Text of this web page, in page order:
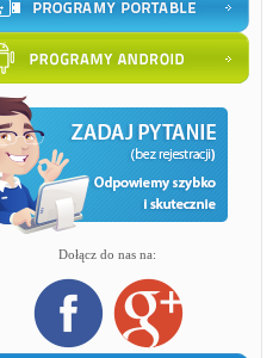
Dołącz do nas na: